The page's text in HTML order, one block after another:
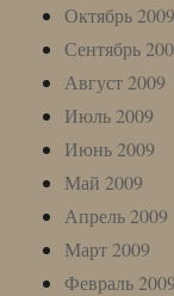
Октябрь 2009
Сентябрь
Август 2009
Июль 2009
Июнь 2009
Май 2009
Апрель 2009
Март 2009
Февраль